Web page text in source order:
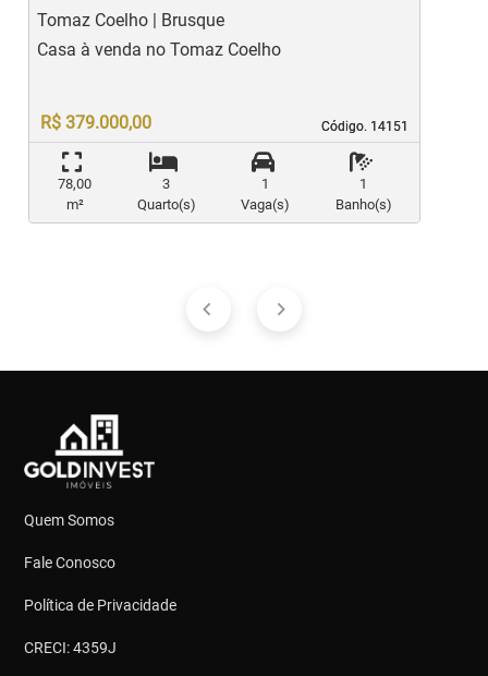
Tomaz Coelho | Brusque
Código. 14151
Código. 14151
Casa à venda no Tomaz Coelho
R$ 379.000,00
78,00
m²
3
Quarto(s)
1
Vaga(s)
1
Banho(s)
Quem Somos
Fale Conosco
Política de Privacidade
CRECI: 4359J